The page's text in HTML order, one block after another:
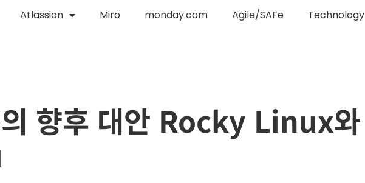
Atlassian Miro monday.com Agile/SAFe Technology
향후 대안 Rocky Linux와